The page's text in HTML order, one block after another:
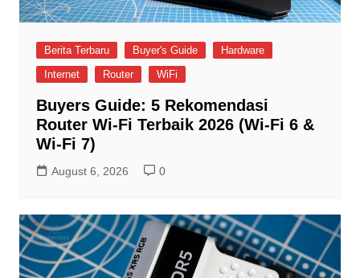
Berita Terbaru Buyer's Guide
Hardware
Internet
Router WiFi
Buyers Guide: 5 Rekomendasi
Router Wi-Fi Terbaik 2026 (Wi-Fi 6 &
Wi-Fi 7)
August 6, 2026 0